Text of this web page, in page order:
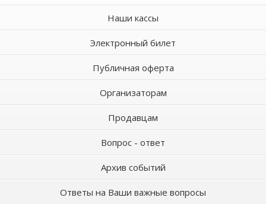
Наши кассы
Электронный билет
Публичная оферта
Организаторам
Продавцам
Вопрос - ответ
Архив событий
Ответы на Ваши важные вопросы